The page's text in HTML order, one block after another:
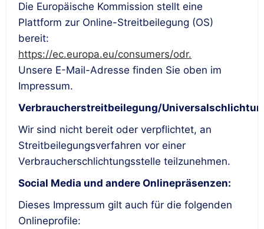
Die Europäische Kommission stellt eine
Plattform zur Online-Streitbeilegung (OS)
bereit:
https://ec.europa.eu/consumers/odr.
Unsere E-Mail-Adresse finden Sie oben im
Impressum.
Verbraucherstreitbeilegung/
Wir sind nicht bereit oder verpflichtet, an
Streitbeilegungsverfahren vor einer
Verbraucherschlichtungsstelle teilzunehmen.
Social Media und andere Onlinepräsenzen:
Dieses Impressum gilt auch für die folgenden
Onlineprofile: